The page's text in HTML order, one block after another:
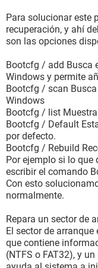
Para solucionar este
recuperación, y ahí
son las opciones
Bootcfg / add Busca
Windows y permite
Bootcfg / scan
Windows
Bootcfg / list
Bootcfg / Default
por defecto.
Bootcfg / Rebuild
Por ejemplo si lo que
escribir el comando
Con esto
normalmente.
Repara un sector de
El sector de
que contiene
(NTFS o FAT32), y